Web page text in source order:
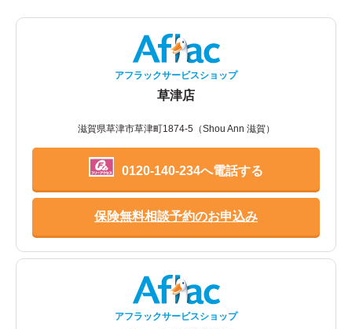
アフラックサービスショップ
草津店
滋賀県草津市草津町1874-5（Shou Ann 滋賀）
0120-140-234へ電話する
保険無料相談予約のお申込み
アフラックサービスショップ